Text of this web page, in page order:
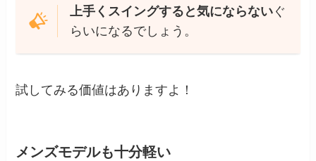
上手くスイングすると気にならないぐ
らいになるでしょう。
試してみる価値はありますよ！
メンズモデルも十分軽い